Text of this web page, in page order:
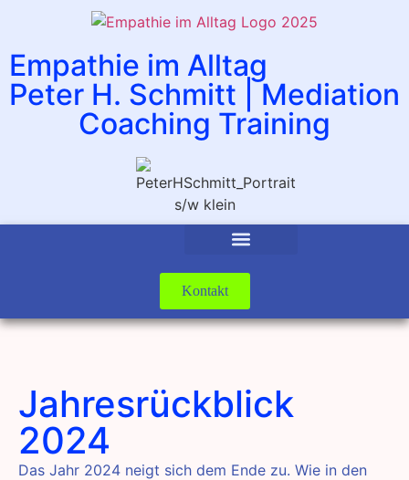
Empathie im Alltag
Peter H. Schmitt | Mediation
Coaching Training
Kontakt
Jahresrückblick
2024
Das Jahr 2024 neigt sich dem Ende zu. Wie in den